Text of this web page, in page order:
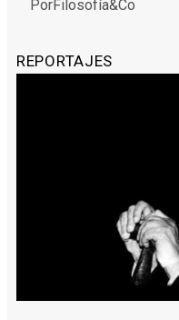
PorFilosofía&Co
REPORTAJES